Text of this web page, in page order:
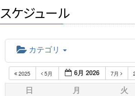
スケジュール
カテゴリ
2025 5月 6月 2026 7月
日 月 火